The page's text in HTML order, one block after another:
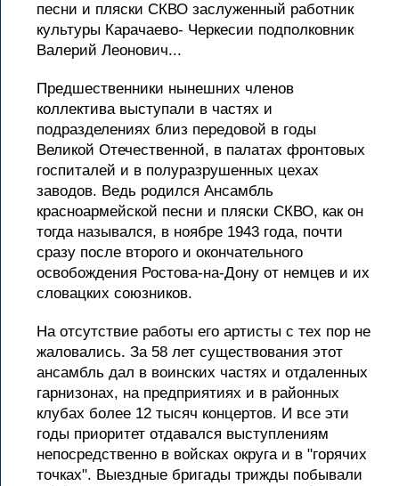
песни и пляски СКВО заслуженный работник
культуры Карачаево- Черкесии подполковник
Валерий Леонович...
Предшественники нынешних членов
коллектива выступали в частях и
подразделениях близ передовой в годы
Великой Отечественной, в палатах фронтовых
госпиталей и в полуразрушенных цехах
заводов. Ведь родился Ансамбль
красноармейской песни и пляски СКВО, как он
тогда назывался, в ноябре 1943 года, почти
сразу после второго и окончательного
освобождения Ростова-на-Дону от немцев и их
словацких союзников.
На отсутствие работы его артисты с тех пор не
жаловались. За 58 лет существования этот
ансамбль дал в воинских частях и отдаленных
гарнизонах, на предприятиях и в районных
клубах более 12 тысяч концертов. И все эти
годы приоритет отдавался выступлениям
непосредственно в войсках округа и в "горячих
точках". Выездные бригады трижды побывали